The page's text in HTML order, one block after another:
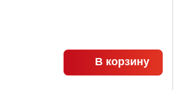
В корзину